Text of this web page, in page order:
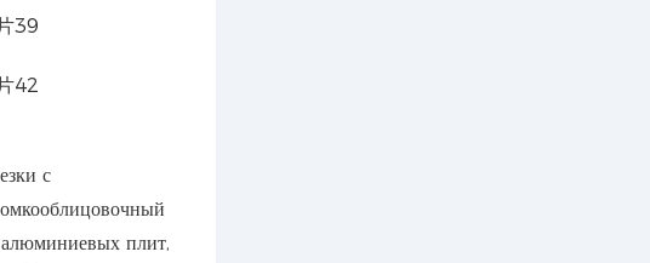
с
алюминиевых плит,